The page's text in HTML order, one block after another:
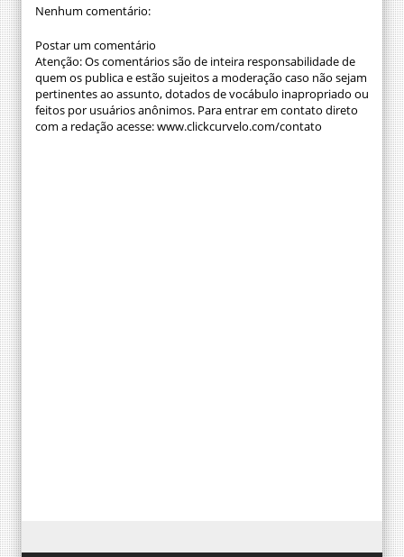
Nenhum comentário:
Postar um comentário
Atenção: Os comentários são de inteira responsabilidade de
quem os publica e estão sujeitos a moderação caso não sejam
pertinentes ao assunto, dotados de vocábulo inapropriado ou
feitos por usuários anônimos. Para entrar em contato direto
com a redação acesse: www.clickcurvelo.com/contato